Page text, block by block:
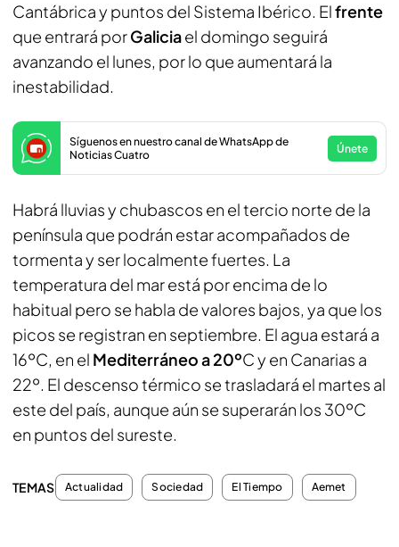
Cantábrica y puntos del Sistema Ibérico. Elfrente
que entrará porGaliciael domingo seguirá
avanzando el lunes, por lo que aumentará la
inestabilidad.
Síguenos en nuestro canal de WhatsApp de
Noticias Cuatro
Únete
Habrá lluvias y chubascos en el tercio norte de la
península que podrán estar acompañados de
tormenta y ser localmente fuertes. La
temperatura del mar está por encima de lo
habitual pero se habla de valores bajos, ya que los
picos se registran en septiembre. El agua estará a
16ºC, en el Mediterráneo a 20ºC y en Canarias a
22º. El descenso térmico se trasladará el martes al
este del país, aunque aún se superarán los 30ºC
en puntos del sureste.
TEMAS Actualidad Sociedad El Tiempo Aemet